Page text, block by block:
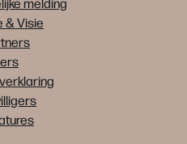
& Visie